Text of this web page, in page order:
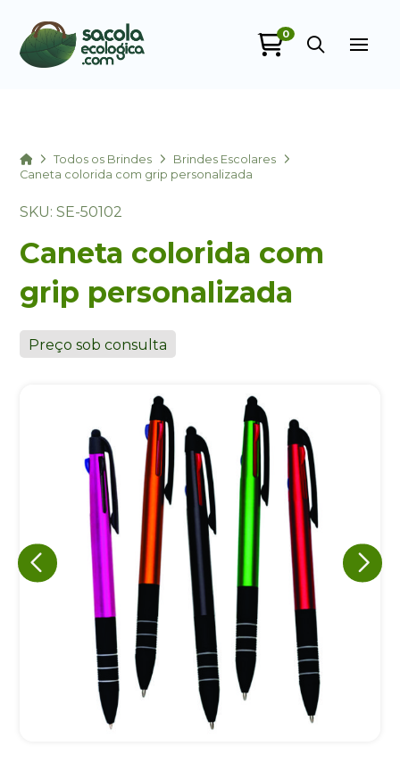
0
HomeTodos os Brindes
Brindes Escolares
Caneta colorida com grip personalizada
SKU: SE-50102
Caneta colorida com
grip personalizada
Preço sob consulta
+55
Eu concordo em receber comunicações.
A nossa empresa está comprometida a proteger e respeitar
sua privacidade, utilizaremos seus dados apenas para fins
de marketing. Você pode alterar suas preferências a
qualquer momento.
Iniciar conversa